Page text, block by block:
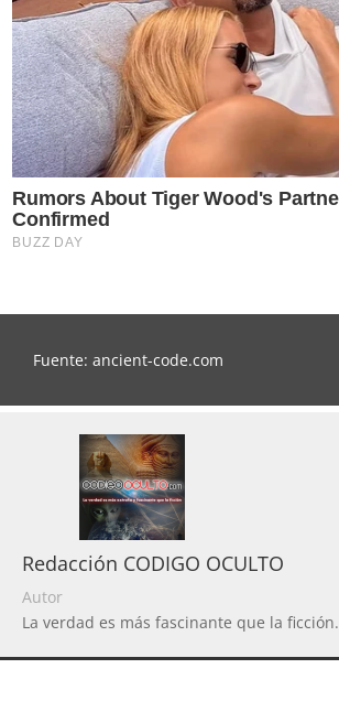
Fuente: ancient-code.com
Redacción CODIGO OCULTO
Autor
La verdad es más fascinante que la ficción.